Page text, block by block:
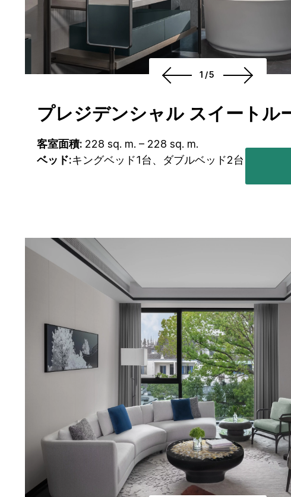
1/5
プレジデンシャル スイートル
客室面積: 228 sq. m. – 228 sq. m.
ベッド:キングベッド1台、ダブルベッド2台